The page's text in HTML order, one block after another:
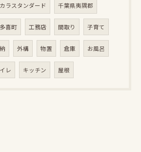
ラスタンダード 千葉県夷隅郡
喜町 工務店 間取り 子育て
外構 物置 倉庫 お風呂
レ キッチン 屋根